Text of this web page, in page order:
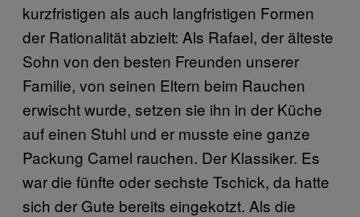
kurzfristigen als auch langfristigen Formen
der Rationalität abzielt: Als Rafael, der älteste
Sohn von den besten Freunden unserer
Familie, von seinen Eltern beim Rauchen
erwischt wurde, setzen sie ihn in der Küche
auf einen Stuhl und er musste eine ganze
Packung Camel rauchen. Der Klassiker. Es
war die fünfte oder sechste Tschick, da hatte
sich der Gute bereits eingekotzt. Als die